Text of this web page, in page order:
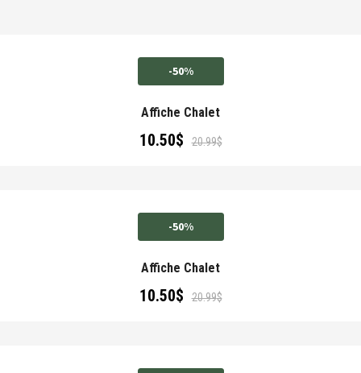
-50%
Affiche Chalet
20.99$
10.50$
-50%
Affiche Chalet
20.99$
10.50$